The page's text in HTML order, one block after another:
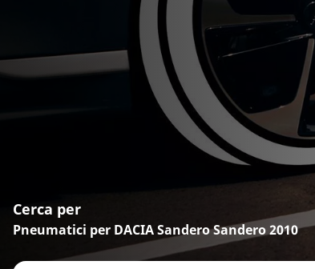
Cerca per
Pneumatici per DACIA Sandero Sandero 2010